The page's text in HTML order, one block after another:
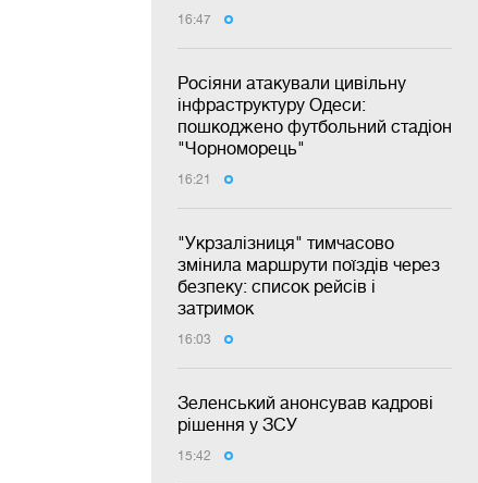
16:47
Росіяни атакували цивільну
інфраструктуру Одеси:
пошкоджено футбольний стадіон
"Чорноморець"
16:21
"Укрзалізниця" тимчасово
змінила маршрути поїздів через
безпеку: список рейсів і
затримок
16:03
Зеленський анонсував кадрові
рішення у ЗСУ
15:42